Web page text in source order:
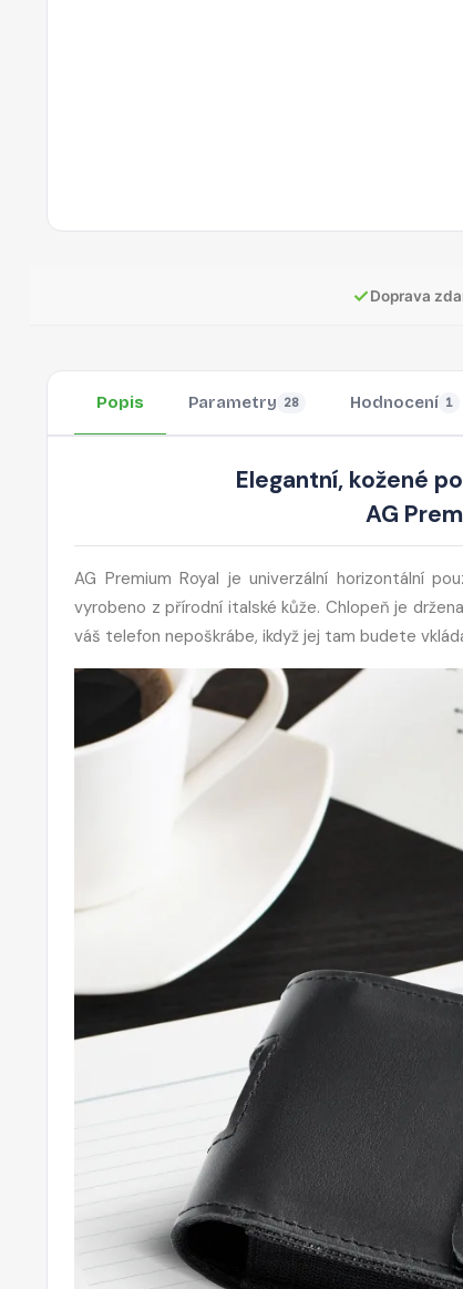
✓Doprava
Popis Parametry 28 Hodnocení 1
Elegantní, kožené
AG
AG Premium Royal je univerzální horizontální
vyrobeno z přírodní italské kůže. Chlopeň je
váš telefon nepoškrábe, ikdyž jej tam budete